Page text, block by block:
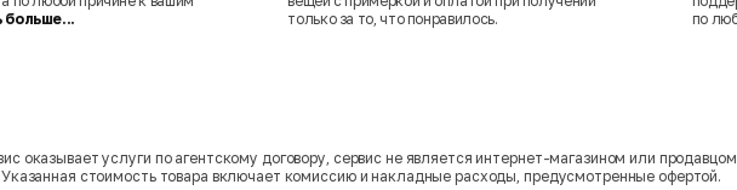
больше...
только за то, что понравилось.
по
оказывает услуги по агентскому договору, сервис не является интернет-магазином или
Указанная стоимость товара включает комиссию и накладные расходы, предусмотренные офертой.